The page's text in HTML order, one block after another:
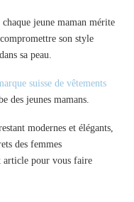
chaque jeune maman mérite
son style
sa peau.
suisse de vêtements
des jeunes mamans.
modernes et élégants,
des femmes
article pour vous faire